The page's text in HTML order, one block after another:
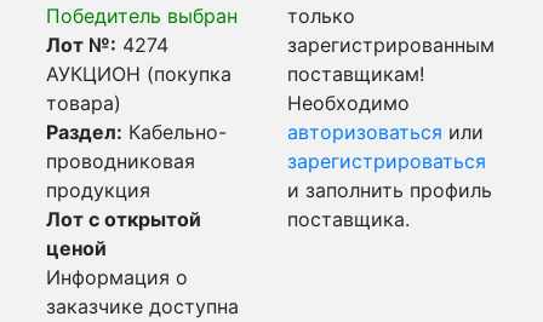
Победитель выбран
Лот №: 4274
АУКЦИОН (покупка
товара)
Раздел: Кабельно-
проводниковая
продукция
Лот с открытой
ценой
Информация о
заказчике доступна
только
зарегистрированным
поставщикам!
Необходимо
авторизоваться или
зарегистрироваться
и заполнить профиль
поставщика.